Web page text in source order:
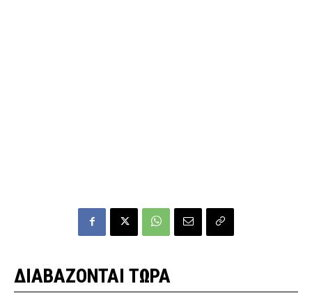
ΔΙΑΒΑΖΟΝΤΑΙ ΤΩΡΑ